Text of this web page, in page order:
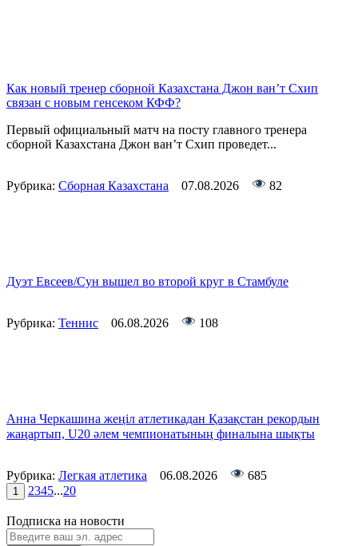
Как новый тренер сборной Казахстана Джон ван’т Схип
связан с новым генсеком КФФ?
Первый официальный матч на посту главного тренера
сборной Казахстана Джон ван’т Схип проведет...
Рубрика: Сборная Казахстана 07.08.2026 82
Дуэт Евсеев/Сун вышел во второй круг в Стамбуле
Рубрика: Теннис 06.08.2026 108
Анна Черкашина жеңіл атлетикадан Қазақстан рекордын
жаңартып, U20 әлем чемпионатының финалына шықты
Рубрика: Легкая атлетика 06.08.2026 685
1 2345...20
Подписка на новости